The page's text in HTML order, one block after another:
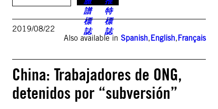
2019/08/22
Also available in Spanish,English,Français
China: Trabajadores de ONG,
detenidos por “subversión”